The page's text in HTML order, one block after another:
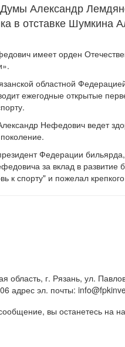
Думы Александр
в отставке Шумкина
имеет орден
областной
ежегодные открытые
Нефедович ведет
Федерации
за вклад в развитие
к спорту" и пожелал
г. Рязань, ул.
адрес эл. почты:
вы останетесь на